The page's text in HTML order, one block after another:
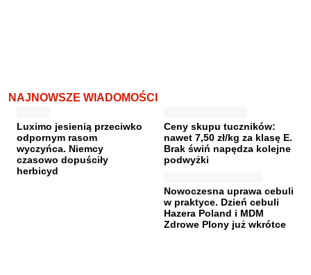
NAJNOWSZE WIADOMOŚCI
Luximo jesienią przeciwko
odpornym rasom
wyczyńca. Niemcy
czasowo dopuściły
herbicyd
Ceny skupu tuczników:
nawet 7,50 zł/kg za klasę E.
Brak świń napędza kolejne
podwyżki
Nowoczesna uprawa cebuli
w praktyce. Dzień cebuli
Hazera Poland i MDM
Zdrowe Plony już wkrótce